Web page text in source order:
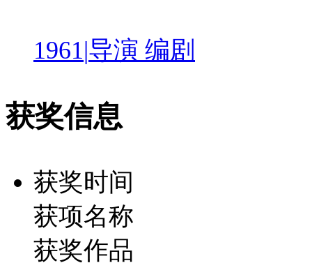
1961|导演 编剧
获奖信息
获奖时间
获项名称
获奖作品